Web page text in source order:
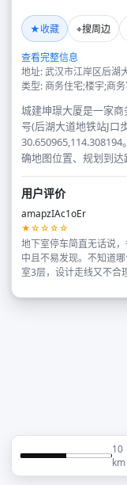
★收藏 ⌖搜周边
查看完整信息
地址: 武汉市江岸区后湖
类型: 商务住宅;楼宇;商
城建坤璟大厦是一家
号(后湖大道地铁站J口
确地图位置、规划到达
用户评价
amapzIAc1oEr
★☆☆☆☆
地下室停车简直无话说
中且不易发现。不知道
室3层，设计走线又不合
10
km